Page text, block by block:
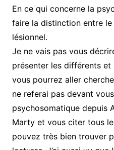
En ce qui concerne la
faire la distinction entre
lésionnel.
Je ne vais pas vous
présenter les différents et
vous pourrez aller
ne referai pas devant
psychosomatique depuis
Marty et vous citer tous
pouvez très bien trouver